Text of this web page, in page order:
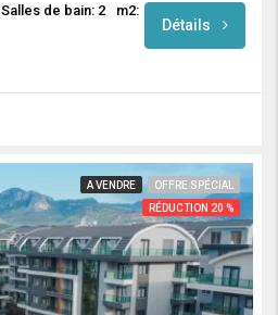
Salles de bain: 2
m2:
Détails
A VENDRE
OFFRE SPÉCIAL
RÉDUCTION 20 %